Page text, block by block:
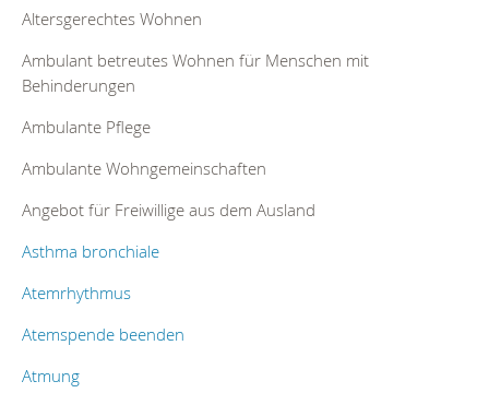
Altersgerechtes Wohnen
Ambulant betreutes Wohnen für Menschen mit
Behinderungen
Ambulante Pflege
Ambulante Wohngemeinschaften
Angebot für Freiwillige aus dem Ausland
Asthma bronchiale
Atemrhythmus
Atemspende beenden
Atmung